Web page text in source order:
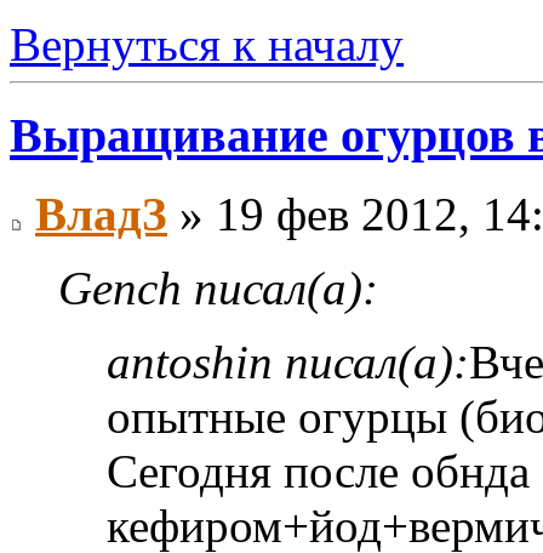
Вернуться к началу
Выращивание огурцов
ВладЗ » 19 фев 2012,
Gench писал(а):
antoshin писал(а):
опытные огурцы
Сегодня после